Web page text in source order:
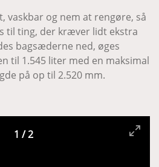
vaskbar og nem at rengøre, så
til ting, der kræver lidt ekstra
bagsæderne ned, øges
til 1.545 liter med en maksimal
på op til 2.520 mm.
1 /2